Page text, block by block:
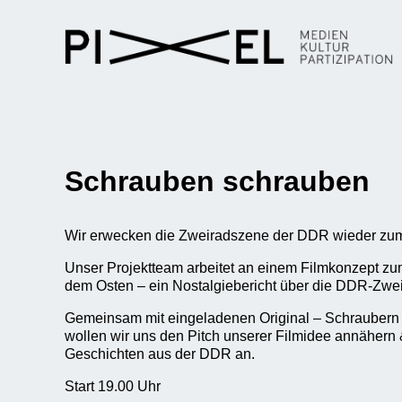
Schrauben schrauben
Wir erwecken die Zweiradszene der DDR wieder
Unser Projektteam arbeitet an einem Filmkonzept
dem Osten – ein Nostalgiebericht über die DDR-
Gemeinsam mit eingeladenen Original –
wollen wir uns den Pitch unserer Filmidee annähern
Geschichten aus der DDR an.
Start 19.00 Uhr